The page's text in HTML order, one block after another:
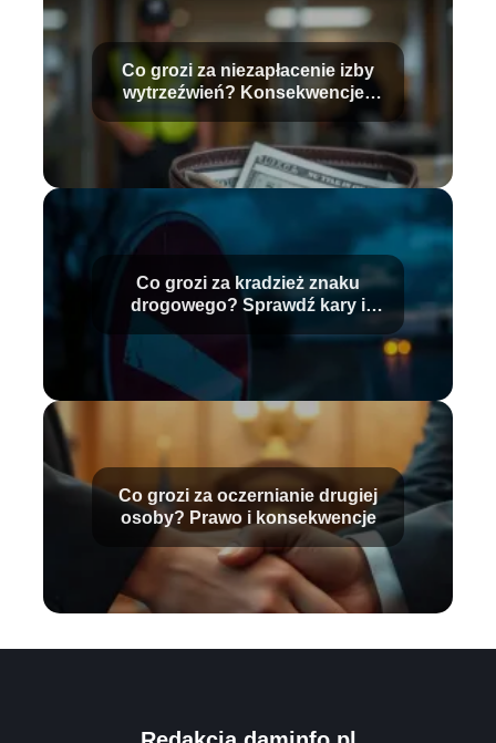
Co grozi za niezapłacenie izby
wytrzeźwień? Konsekwencje i
Co grozi za kradzież znaku
drogowego? Sprawdź kary i
Co grozi za oczernianie drugiej
osoby? Prawo i konsekwencje